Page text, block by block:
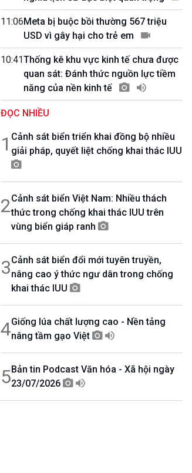
10 phút Sự kiện - Luận bàn
Câu chuyện thời sự
Dòng chảy sự kiện
Đối thoại
Diễn đàn chủ nhật
Chuyện đêm
11:06Meta bị buộc bồi thường 567 triệu
USD vì gây hại cho trẻ em
10:41Thống kê khu vực kinh tế chưa được
quan sát: Đánh thức nguồn lực tiềm
năng của nền kinh tế
ĐỌC NHIỀU
1 Cảnh sát biển triển khai đồng bộ nhiều
giải pháp, quyết liệt chống khai thác IUU
2Cảnh sát biển Việt Nam: Nhiều thách
thức trong chống khai thác IUU trên
vùng biển giáp ranh
3Cảnh sát biển đổi mới tuyên truyền,
nâng cao ý thức ngư dân trong chống
khai thác IUU
4Giống lúa chất lượng cao - Nền tảng
nâng tầm gạo Việt
5Bản tin Podcast Văn hóa - Xã hội ngày
23/07/2026